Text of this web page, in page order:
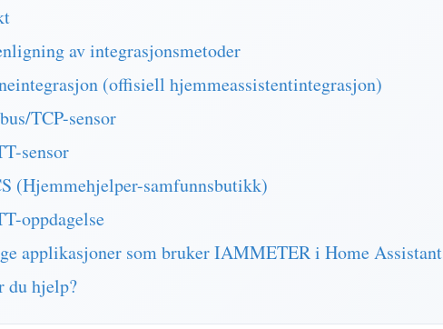
av integrasjonsmetoder
(offisiell hjemmeassistentintegrasjon)
TCP-sensor
sensor
(Hjemmehjelper-samfunnsbutikk)
oppdagelse
applikasjoner som bruker IAMMETER i Home Assistant
du hjelp?